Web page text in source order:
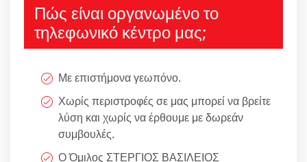
Πώς είναι οργανωμένο το
τηλεφωνικό κέντρο μας;
Με επιστήμονα γεωπόνο.
Χωρίς περιστροφές σε μας μπορεί να βρείτε
λύση και χωρίς να έρθουμε με δωρεάν
συμβουλές.
Ο Όμιλος ΣΤΕΡΓΙΟΣ ΒΑΣΙΛΕΙΟΣ